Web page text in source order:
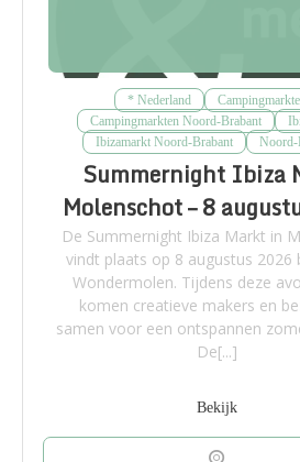
* Nederland
Campingmarkten Noord-Brabant
Ibizamarkt Noord-Brabant
Noord-
Summernight Ibiza
Molenschot – 8
De Summernight Ibiza Markt in
vindt plaats op 8 augustus 2026
Wondermolen. Tijdens deze
komen creatieve makers en
samen voor een ontspannen
De[...]
Bekijk